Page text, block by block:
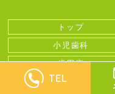
トップ
小児歯科
歯周病
矯正歯科